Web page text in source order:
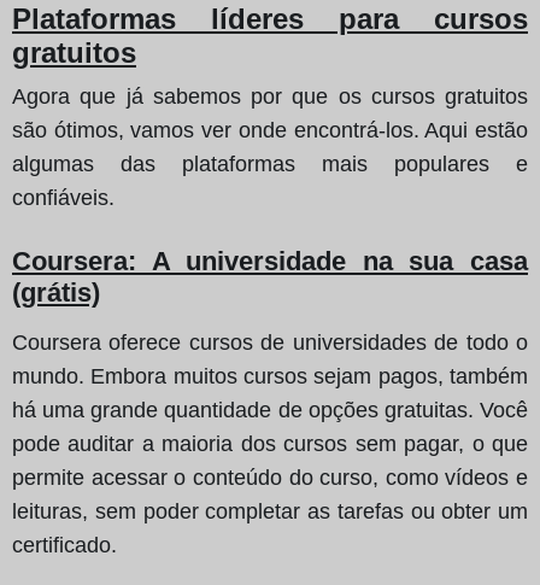
Plataformas líderes para cursos
gratuitos
Agora que já sabemos por que os cursos gratuitos
são ótimos, vamos ver onde encontrá-los. Aqui estão
algumas das plataformas mais populares e
confiáveis.
Coursera: A universidade na sua casa
(grátis)
Coursera oferece cursos de universidades de todo o
mundo. Embora muitos cursos sejam pagos, também
há uma grande quantidade de opções gratuitas. Você
pode auditar a maioria dos cursos sem pagar, o que
permite acessar o conteúdo do curso, como vídeos e
leituras, sem poder completar as tarefas ou obter um
certificado.